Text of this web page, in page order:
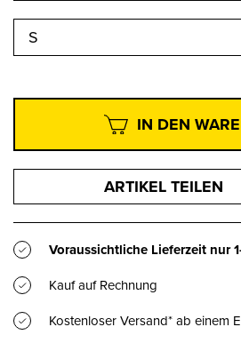
S
IN DEN
ARTIKEL TEILEN
Voraussichtliche Lieferzeit nur
Kauf auf Rechnung
Kostenloser Versand* ab einem